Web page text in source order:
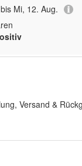
Mi, 12. Aug.
Versand &